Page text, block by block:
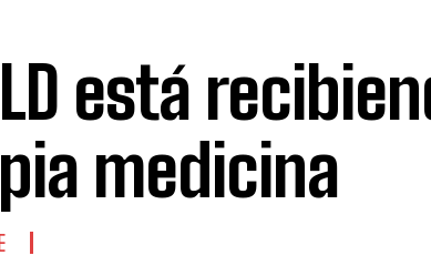
está
medicina